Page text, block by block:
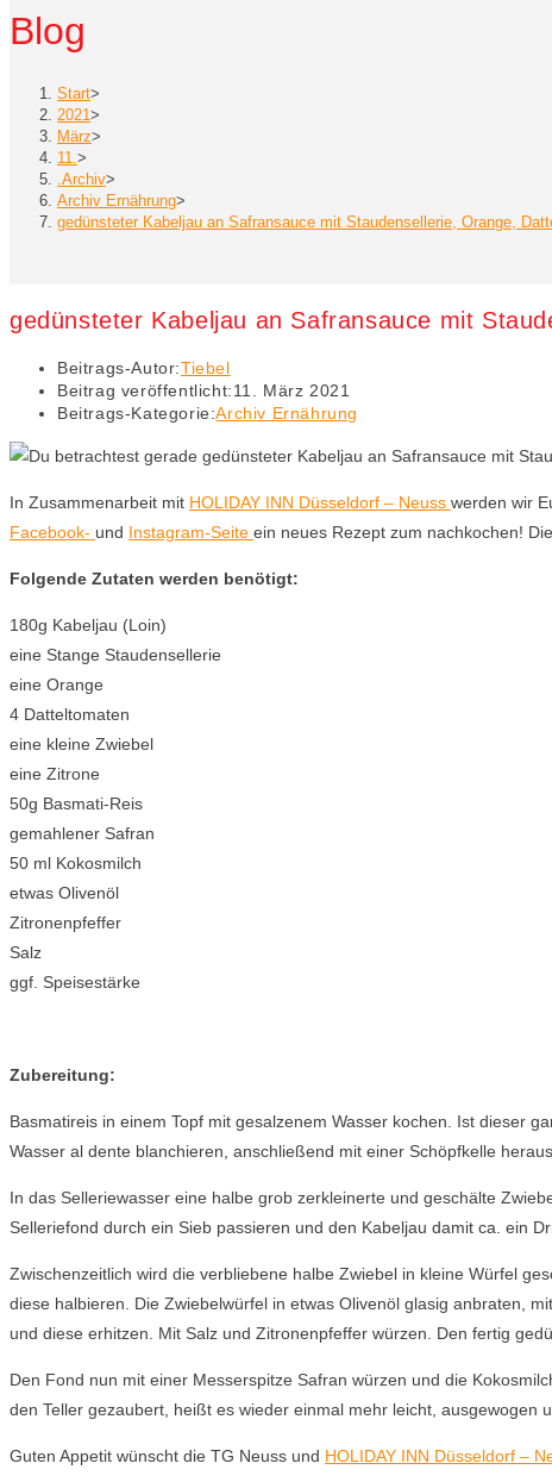
Blog
Start>
2021 >
März>
11. >
.Archiv>
Archiv Ernährung>
gedünsteter Kabeljau an Safransauce mit Staudensellerie, Orange,
gedünsteter Kabeljau an Safransauce mit
Beitrags-Autor:Tiebel
Beitrag veröffentlicht:11. März 2021
Beitrags-Kategorie:Archiv Ernährung
In Zusammenarbeit mit HOLIDAY INN Düsseldorf – Neuss werden wir
Facebook- und Instagram-Seite ein neues Rezept zum nachkochen!
Folgende Zutaten werden benötigt:
180g Kabeljau (Loin)
eine Stange Staudensellerie
eine Orange
4 Datteltomaten
eine kleine Zwiebel
eine Zitrone
50g Basmati-Reis
gemahlener Safran
50 ml Kokosmilch
etwas Olivenöl
Zitronenpfeffer
Salz
ggf. Speisestärke
Zubereitung:
Basmatireis in einem Topf mit gesalzenem Wasser kochen. Ist dieser
Wasser al dente blanchieren, anschließend mit einer Schöpfkelle
In das Selleriewasser eine halbe grob zerkleinerte und geschälte
Selleriefond durch ein Sieb passieren und den Kabeljau damit ca. ein
Zwischenzeitlich wird die verbliebene halbe Zwiebel in kleine Würfel
diese halbieren. Die Zwiebelwürfel in etwas Olivenöl glasig anbraten,
und diese erhitzen. Mit Salz und Zitronenpfeffer würzen. Den fertig
Den Fond nun mit einer Messerspitze Safran würzen und die
den Teller gezaubert, heißt es wieder einmal mehr leicht, ausgewogen
Guten Appetit wünscht die TG Neuss und HOLIDAY INN Düsseldorf –